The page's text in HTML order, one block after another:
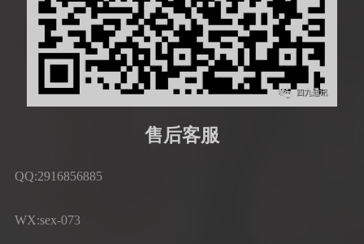
售后客服
QQ:2916856885
WX:sex-073